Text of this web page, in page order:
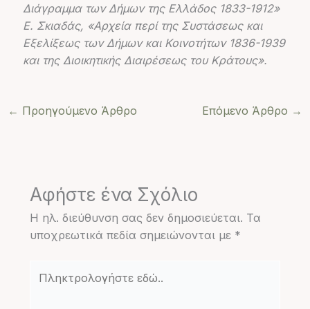
Διάγραμμα των Δήμων της Ελλάδος 1833-1912»
Ε. Σκιαδάς, «Αρχεία περί της Συστάσεως και
Εξελίξεως των Δήμων και Κοινοτήτων 1836-1939
και της Διοικητικής Διαιρέσεως του Κράτους».
← Προηγούμενο Άρθρο Επόμενο Άρθρο →
Αφήστε ένα Σχόλιο
Η ηλ. διεύθυνση σας δεν δημοσιεύεται. Τα
υποχρεωτικά πεδία σημειώνονται με *
εδώ..